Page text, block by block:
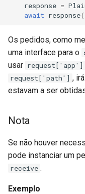
Como dados de
multipart
Como dados
Como um
DataUpload
Estado
response =
await response(
Os pedidos, como
uma interface para o
usar request['app']
request['path'] ,
estavam a ser
Nota
Se não houver
pode instanciar um
receive .
Exemplo